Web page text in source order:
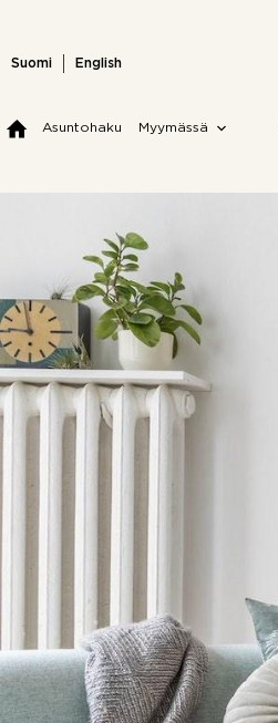
content
Suomi English
Asuntohaku Myymässä